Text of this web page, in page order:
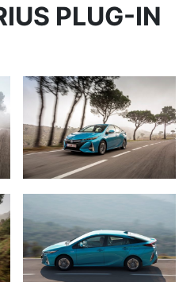
PLUG-IN